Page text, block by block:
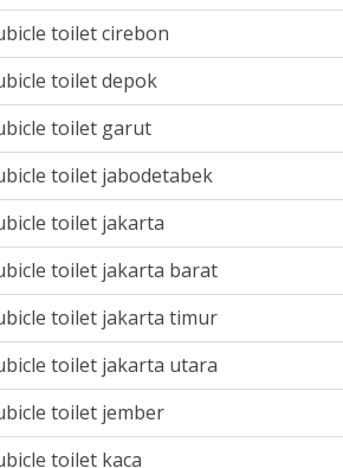
toilet cirebon
toilet depok
toilet garut
toilet jabodetabek
toilet jakarta
toilet jakarta barat
toilet jakarta timur
toilet jakarta utara
toilet jember
toilet kaca